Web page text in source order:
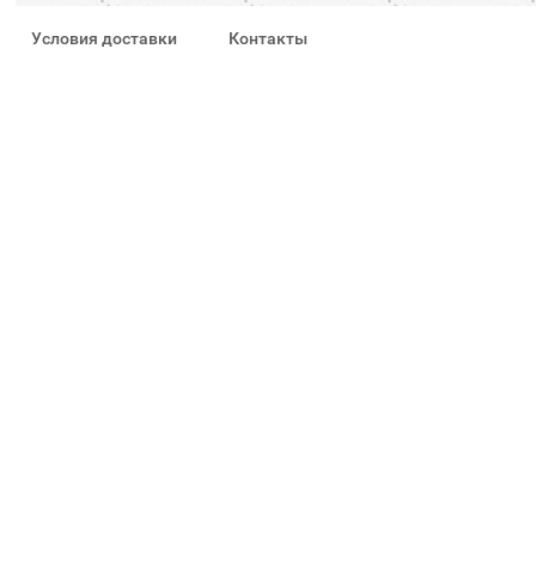
Условия доставки Контакты